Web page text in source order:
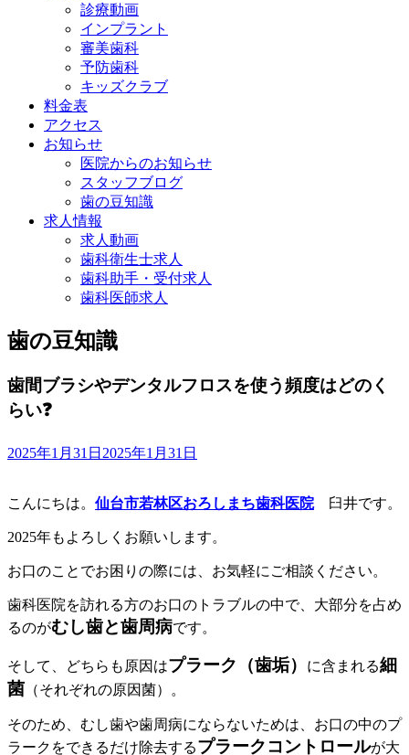
診療動画
インプラント
審美歯科
予防歯科
キッズクラブ
料金表
アクセス
お知らせ
医院からのお知らせ
スタッフブログ
歯の豆知識
求人情報
求人動画
歯科衛生士求人
歯科助手・受付求人
歯科医師求人
歯の豆知識
歯間ブラシやデンタルフロスを使う頻度はどのく
らい❓
2025年1月31日 2025年1月31日
こんにちは。 仙台市若林区おろしまち歯科医院臼井です。
2025年もよろしくお願いします。
お口のことでお困りの際には、お気軽にご相談ください。
歯科医院を訪れる方のお口のトラブルの中で、大部分を占め
るのがむし歯と歯周病です。
そして、どちらも原因はプラーク（歯垢） に含まれる細
菌 （それぞれの原因菌） 。
そのため、むし歯や歯周病にならないためは、お口の中のプ
ラークをできるだけ除去するプラークコントロールが大